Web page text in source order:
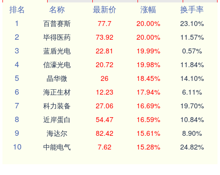
排名
名称 最新价 涨幅
换手率
1
百普赛斯 77.7 20.00% 23.10%
2 毕得医药 73.92 20.00% 11.57%
3 蓝盾光电 22.81 19.99% 0.57%
4 信濠光电 20.72 19.98% 11.84%
5 晶华微 26 18.45% 14.10%
6 海正生材 12.23 17.94% 6.11%
7 科力装备 27.06 16.69% 19.70%
8 近岸蛋白 54.47 16.59% 10.84%
9 海达尔 82.42 15.61% 8.90%
10 中能电气 7.62 15.28% 24.82%